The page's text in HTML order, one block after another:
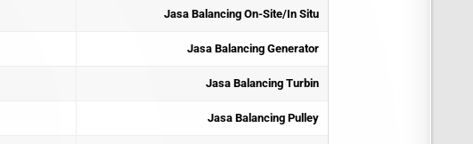
Jasa Balancing On-Site/In Situ
Jasa Balancing Generator
Jasa Balancing Turbin
Jasa Balancing Pulley